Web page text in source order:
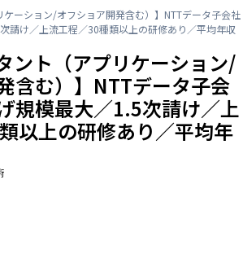
ケーション/オフショア開発含む）】NTTデータ子会社
請け／上流工程／30種類以上の研修あり／平均年収
ント（アプリケーション/
含む）】NTTデータ子会
規模最大／1.5次請け／上
以上の研修あり／平均年